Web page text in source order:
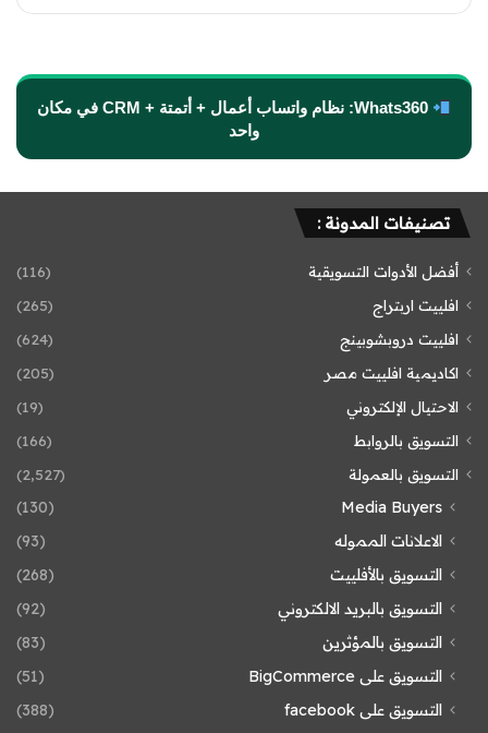
Whats360: نظام واتساب أعمال + أتمتة + CRM في مكان
واحد
تصنيفات المدونة :
أفضل الأدوات التسويقية
(116)
افلييت اربتراج
(265)
افلييت دروبشوبينج
(624)
اكاديمية افلييت مصر
(205)
الاحتيال الإلكتروني
(19)
التسويق بالروابط
(166)
التسويق بالعمولة
(2٬527)
Media Buyers
(130)
الاعلانات المموله
(93)
التسويق بالأفلييت
(268)
التسويق بالبريد الالكتروني
(92)
التسويق بالمؤثرين
(83)
التسويق على BigCommerce
(51)
التسويق على facebook
(388)